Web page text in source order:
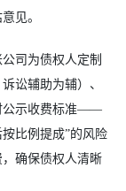
见。
司为债权人定制
讼辅助为辅）、
公示收费标准——
比例提成”的风险
确保债权人清晰